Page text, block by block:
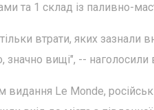
та 1 склад із паливно-
втрати, яких зазнали
значно вищі", -- наголосили
видання Le Monde,